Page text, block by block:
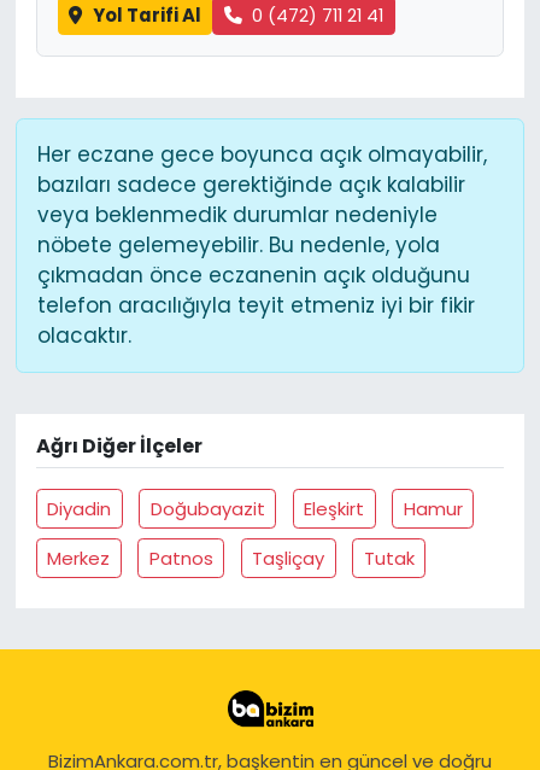
Yol Tarifi Al 0 (472) 711 21 41
Her eczane gece boyunca açık olmayabilir,
bazıları sadece gerektiğinde açık kalabilir
veya beklenmedik durumlar nedeniyle
nöbete gelemeyebilir. Bu nedenle, yola
çıkmadan önce eczanenin açık olduğunu
telefon aracılığıyla teyit etmeniz iyi bir fikir
olacaktır.
Ağrı Diğer İlçeler
Diyadin Doğubayazit Eleşkirt
Hamur
Merkez
Patnos Taşliçay Tutak
BizimAnkara.com.tr, başkentin en güncel ve doğru